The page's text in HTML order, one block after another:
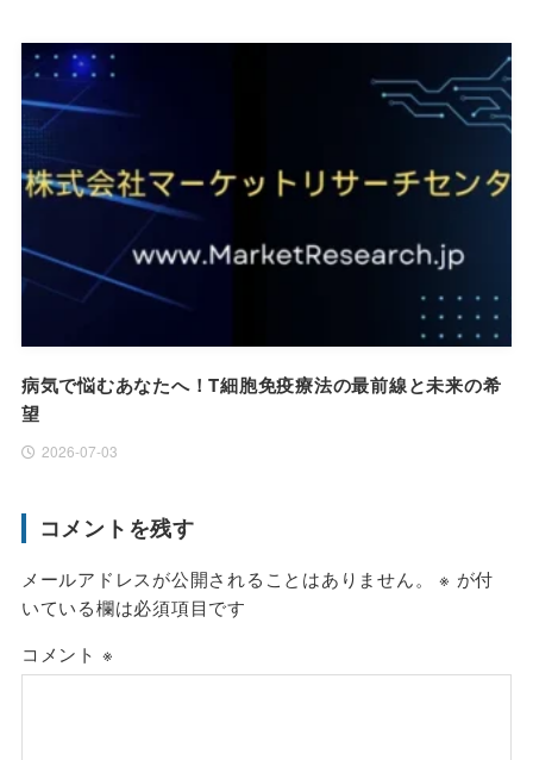
病気で悩むあなたへ！T細胞免疫療法の最前線と未来の希
望
2026-07-03
コメントを残す
メールアドレスが公開されることはありません。 ※ が付
いている欄は必須項目です
コメント ※